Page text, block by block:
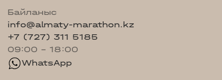
Байланыс
info@almaty-marathon.kz
+7 (727) 311 5185
09:00 - 18:00
WhatsApp